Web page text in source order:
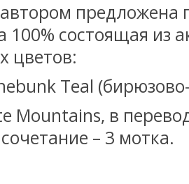
предложена
100% состоящая из
цветов:
Teal
Mountains, в
– 3 мотка.